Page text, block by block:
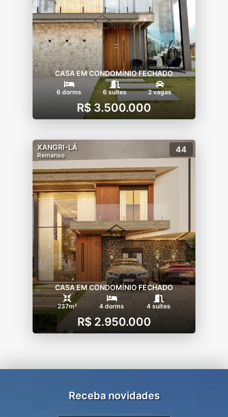
CASA EM CONDOMÍNIO FECHADO
6 dorms 6 suítes 2 vagas
R$ 3.500.000
XANGRI-LÁ
Remanso
44
CASA EM CONDOMÍNIO FECHADO
237m² 4 dorms 4 suítes
R$ 2.950.000
Receba novidades